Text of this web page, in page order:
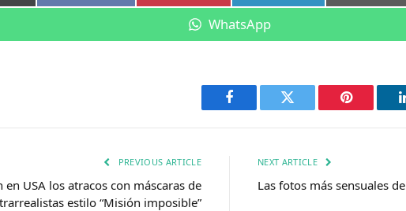
Compartir
WhatsApp
Facebook Twitter Pinterest
PREVIOUS ARTICLE
en USA los atracos con máscaras de
estilo “Misión imposible”
NEXT ARTICLE
Las fotos más sensuales